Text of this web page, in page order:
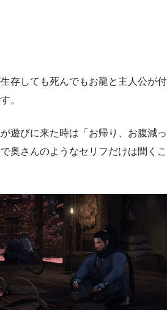
存しても死んでもお龍と主人公が付
。
遊びに来た時は「お帰り、お腹減っ
奥さんのようなセリフだけは聞くこ